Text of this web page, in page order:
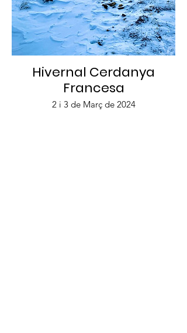
Hivernal Cerdanya
Francesa
2 i 3 de Març de 2024